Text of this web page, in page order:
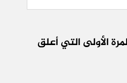
الأولى التي أعلق